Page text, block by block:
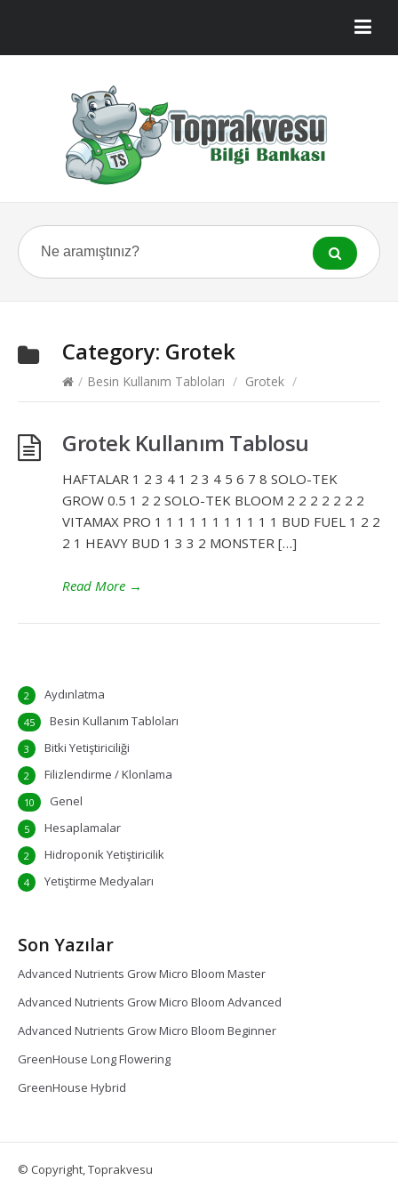
Category: Grotek
/ Besin Kullanım Tabloları / Grotek /
Grotek Kullanım Tablosu
HAFTALAR 1 2 3 4 1 2 3 4 5 6 7 8 SOLO-TEK
GROW 0.5 1 2 2 SOLO-TEK BLOOM 2 2 2 2 2 2 2
VITAMAX PRO 1 1 1 1 1 1 1 1 1 1 1 BUD FUEL 1 2 2
2 1 HEAVY BUD 1 3 3 2 MONSTER […]
Read More →
Aydınlatma
2
Besin Kullanım Tabloları
45
Bitki Yetiştiriciliği
3
Filizlendirme / Klonlama
2
Genel
10
Hesaplamalar
5
Hidroponik Yetiştiricilik
2
Yetiştirme Medyaları
4
Son Yazılar
Advanced Nutrients Grow Micro Bloom Master
Advanced Nutrients Grow Micro Bloom Advanced
Advanced Nutrients Grow Micro Bloom Beginner
GreenHouse Long Flowering
GreenHouse Hybrid
© Copyright, Toprakvesu